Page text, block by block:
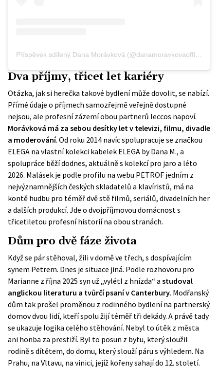
Dva příjmy, třicet let kariéry
Otázka, jak si herečka takové bydlení může dovolit, se nabízí.
Přímé údaje o příjmech samozřejmě veřejně dostupné
nejsou, ale profesní zázemí obou partnerů leccos napoví.
Morávková má za sebou desítky let v televizi, filmu, divadle
a moderování. Od roku 2014 navíc spolupracuje se značkou
ELEGA na vlastní kolekci kabelek ELEGA by Dana M., a
spolupráce běží dodnes, aktuálně s kolekcí pro jaro a léto
2026. Malásek je podle profilu na webu PETROF jedním z
nejvýznamnějších českých skladatelů a klavíristů, má na
kontě hudbu pro téměř dvě stě filmů, seriálů, divadelních her
a dalších produkcí. Jde o dvojpříjmovou domácnost s
třicetiletou profesní historií na obou stranách.
Dům pro dvě fáze života
Když se pár stěhoval, žili v domě ve třech, s dospívajícím
synem Petrem. Dnes je situace jiná. Podle rozhovoru pro
Marianne z října 2025 syn už „vylétl z hnízda“ a studoval
anglickou literaturu a tvůrčí psaní v Canterbury. Modřanský
dům tak prošel proměnou z rodinného bydlení na partnerský
domov dvou lidí, kteří spolu žijí téměř tři dekády. A právě tady
se ukazuje logika celého stěhování. Nebyl to útěk z města
ani honba za prestiží. Byl to posun z bytu, který sloužil
rodině s dítětem, do domu, který slouží páru s výhledem. Na
Prahu, na Vltavu, na vinici, jejíž kořeny sahají do 12. století.